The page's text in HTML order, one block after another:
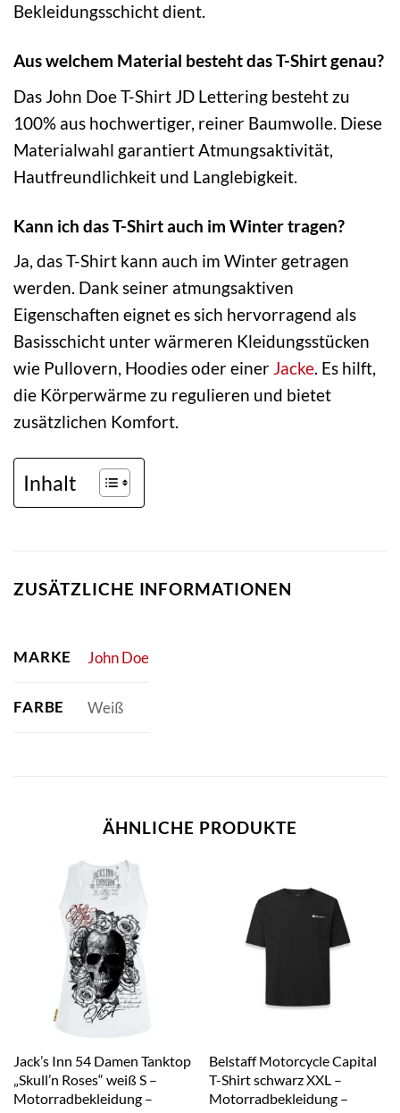
Bekleidungsschicht dient.
Aus welchem Material besteht das T-Shirt genau?
Das John Doe T-Shirt JD Lettering besteht zu
100% aus hochwertiger, reiner Baumwolle. Diese
Materialwahl garantiert Atmungsaktivität,
Hautfreundlichkeit und Langlebigkeit.
Kann ich das T-Shirt auch im Winter tragen?
Ja, das T-Shirt kann auch im Winter getragen
werden. Dank seiner atmungsaktiven
Eigenschaften eignet es sich hervorragend als
Basisschicht unter wärmeren Kleidungsstücken
wie Pullovern, Hoodies oder einer Jacke. Es hilft,
die Körperwärme zu regulieren und bietet
zusätzlichen Komfort.
Inhalt
ZUSÄTZLICHE INFORMATIONEN
MARKE John Doe
FARBE Weiß
ÄHNLICHE PRODUKTE
Jack’s Inn 54 Damen Tanktop
„Skull’n Roses“ weiß S –
Motorradbekleidung –
Belstaff Motorcycle Capital
T-Shirt schwarz XXL –
Motorradbekleidung –